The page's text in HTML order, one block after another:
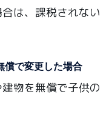
は、課税されない
償で変更した場合
物を無償で子供の